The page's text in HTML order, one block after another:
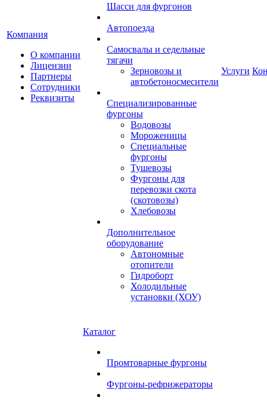
Компания
О компании
Лицензии
Партнеры
Сотрудники
Реквизиты
Шасси для фургонов
Автопоезда
Самосвалы и седельные
тягачи
Зерновозы и
автобетоносмесители
Специализированные
фургоны
Водовозы
Мороженицы
Специальные
фургоны
Тушевозы
Фургоны для
перевозки скота
(скотовозы)
Хлебовозы
Дополнительное
оборудование
Автономные
отопители
Гидроборт
Холодильные
установки (ХОУ)
Услуги
Каталог
Промтоварные фургоны
Фургоны-рефрижераторы